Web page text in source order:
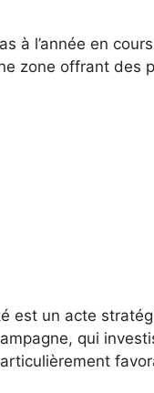
à l’année en
zone offrant des
est un acte
qui